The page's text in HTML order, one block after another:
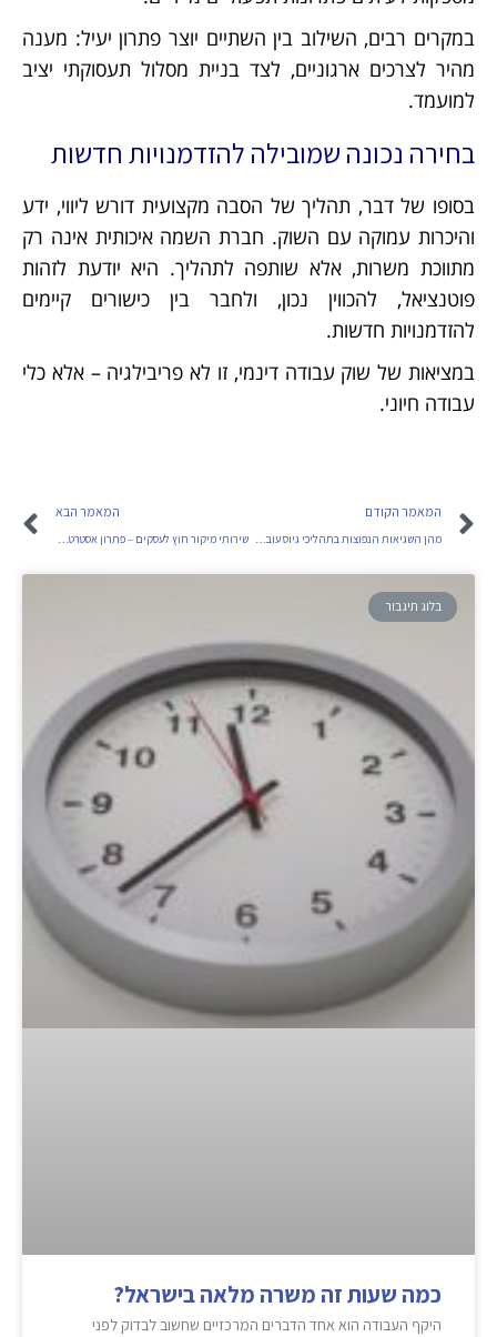
במקרים רבים, השילוב בין השתיים יוצר פתרון יעיל: מענה
מהיר לצרכים ארגוניים, לצד בניית מסלול תעסוקתי יציב
למועמד.
בחירה נכונה שמובילה להזדמנויות חדשות
בסופו של דבר, תהליך של הסבה מקצועית דורש ליווי, ידע
והיכרות עמוקה עם השוק. חברת השמה איכותית אינה רק
מתווכת משרות, אלא שותפה לתהליך. היא יודעת לזהות
פוטנציאל, להכווין נכון, ולחבר בין כישורים קיימים
להזדמנויות חדשות.
במציאות של שוק עבודה דינמי, זו לא פריבילגיה – אלא כלי
עבודה חיוני.
המאמר הקודם
מהן השגיאות הנפוצות בתהליכי גיוס עובדים וכיצד להימנע מהן
המאמר הבא
שירותי מיקור חוץ לעסקים – פתרון אסטרטגי לניהול משאבים חכם
בלוג תיגבור
כמה שעות זה משרה מלאה בישראל?
היקף העבודה הוא אחד הדברים המרכזיים שחשוב לבדוק לפני